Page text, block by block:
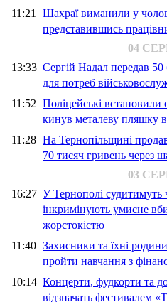
11:21 Шахраї виманили у
представившись
04
13:33 Сергій Надал передав 50
для потреб
11:52 Поліцейські
кинув металеву пляшку
11:28 На Тернопільщині
70 тисяч гривень через
03
16:27 У Тернополі судитимуть
інкримінують умисне
жорстокістю
11:40 Захисники та їхні
пройти навчання з
10:14 Концерти, фудкорти та
відзначать фестивалем